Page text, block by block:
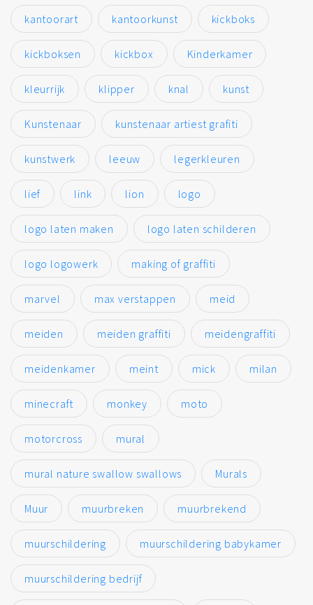
kantoorart kantoorkunst kickboks
kickboksen kickbox Kinderkamer
kleurrijk klipper knal kunst
Kunstenaar kunstenaar artiest grafiti
kunstwerk leeuw legerkleuren
lief link lion logo
logo laten maken logo laten schilderen
logo logowerk making of graffiti
marvel max verstappen meid
meiden meiden graffiti meidengraffiti
meidenkamer meint mick milan
minecraft monkey moto
motorcross mural
mural nature swallow swallows Murals
Muur muurbreken muurbrekend
muurschildering muurschildering babykamer
muurschildering bedrijf